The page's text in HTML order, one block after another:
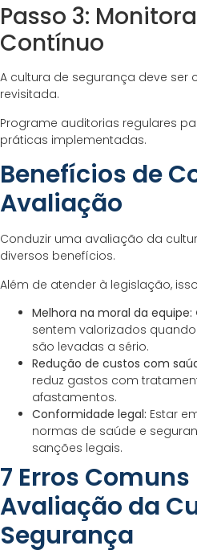
Passo 3:
Contínuo
A cultura de segurança deve ser
revisitada.
Programe auditorias regulares
práticas implementadas.
Benefícios de
Avaliação
Conduzir uma avaliação da
diversos benefícios.
Além de atender à legislação,
Melhora na moral da equipe:
sentem valorizados
são levadas a sério.
Redução de custos com
reduz gastos com
afastamentos.
Conformidade legal: Estar
normas de saúde e
sanções legais.
7 Erros
Avaliação da
Segurança